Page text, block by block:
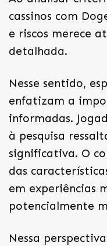
cassinos com
e riscos merece
detalhada.
Nesse sentido,
enfatizam a
informadas.
à pesquisa
significativa. O
das
em experiências
potencialmente
Nessa